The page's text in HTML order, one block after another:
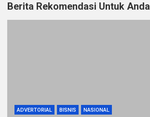
Berita Rekomendasi Untuk Anda
ADVERTORIAL BISNIS NASIONAL